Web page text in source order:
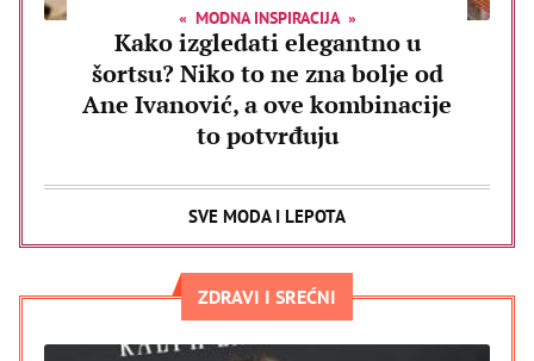
MODNA INSPIRACIJA
Kako izgledati elegantno u
šortsu? Niko to ne zna bolje od
Ane Ivanović, a ove kombinacije
to potvrđuju
SVE MODA I LEPOTA
ZDRAVI I SREĆNI